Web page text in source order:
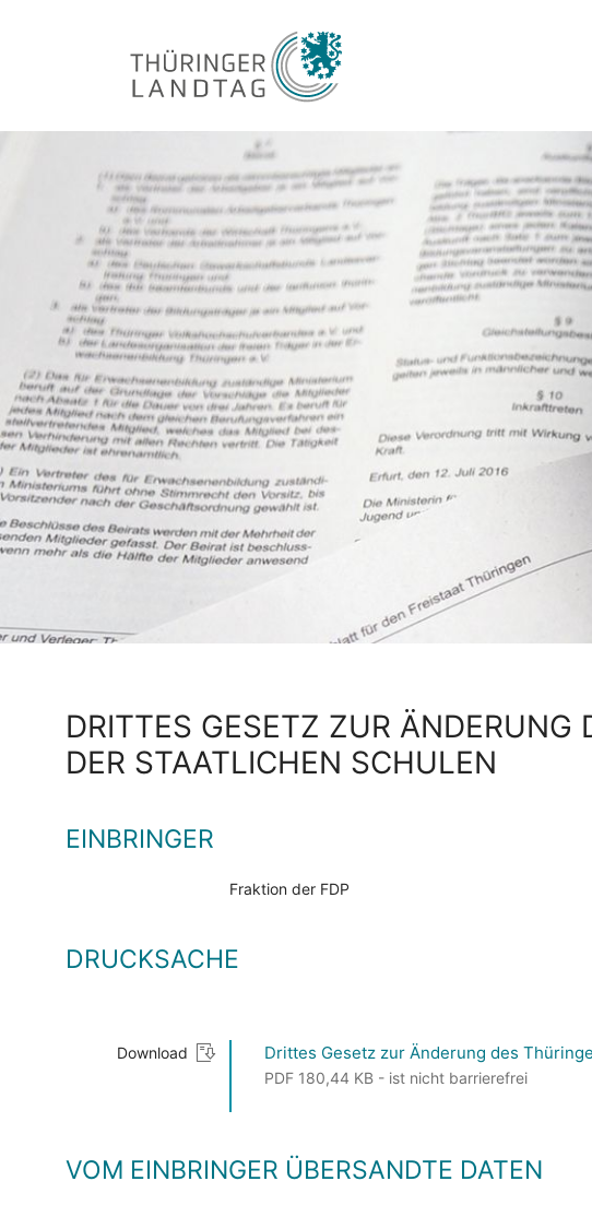
DRITTES GESETZ ZUR ÄNDERUNG
DER STAATLICHEN SCHULEN
EINBRINGER
Fraktion der FDP
DRUCKSACHE
Download Drittes Gesetz zur Änderung des
PDF 180,44 KB - ist nicht barrierefrei
VOM EINBRINGER ÜBERSANDTE DATEN